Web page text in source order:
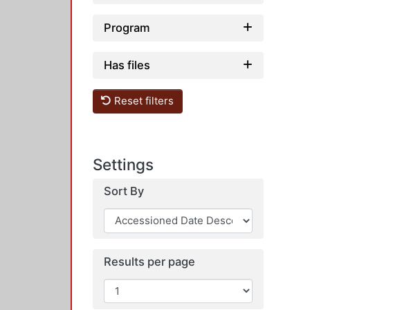
Program
Has files
Reset filters
Settings
Sort By
Results per page